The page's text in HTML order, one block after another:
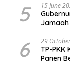
5 15 June
6 29
TP-PKK
Panen